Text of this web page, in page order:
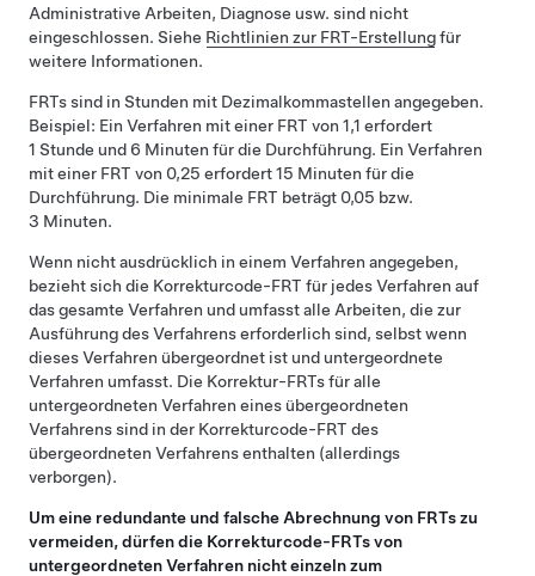
Administrative Arbeiten, Diagnose usw. sind nicht
eingeschlossen. Siehe Richtlinien zur FRT-Erstellungfür
weitere Informationen.
FRTs sind in Stunden mit Dezimalkommastellen angegeben.
Beispiel: Ein Verfahren mit einer FRT von 1,1 erfordert
1 Stunde und 6 Minuten für die Durchführung. Ein Verfahren
mit einer FRT von 0,25 erfordert 15 Minuten für die
Durchführung. Die minimale FRT beträgt 0,05 bzw.
3 Minuten.
Wenn nicht ausdrücklich in einem Verfahren angegeben,
bezieht sich die Korrekturcode-FRT für jedes Verfahren auf
das gesamte Verfahren und umfasst alle Arbeiten, die zur
Ausführung des Verfahrens erforderlich sind, selbst wenn
dieses Verfahren übergeordnet ist und untergeordnete
Verfahren umfasst. Die Korrektur-FRTs für alle
untergeordneten Verfahren eines übergeordneten
Verfahrens sind in der Korrekturcode-FRT des
übergeordneten Verfahrens enthalten (allerdings
verborgen).
Um eine redundante und falsche Abrechnung von FRTs zu
vermeiden, dürfen die Korrekturcode-FRTs von
untergeordneten Verfahren nicht einzeln zum